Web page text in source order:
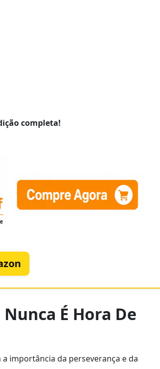
completa!
É Hora De
importância da perseverança e da